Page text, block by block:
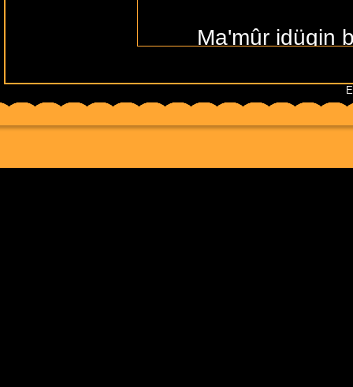
Ma'mûr idügin
Sihr etdiğini